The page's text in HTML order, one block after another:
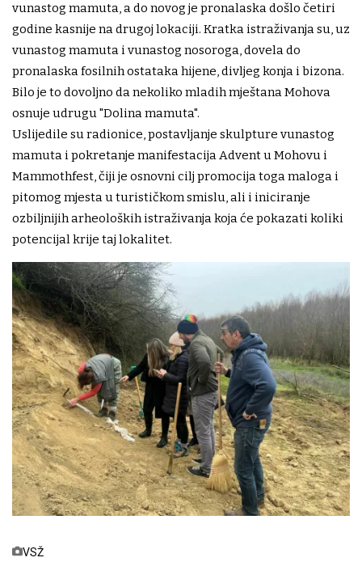
vunastog mamuta, a do novog je pronalaska došlo četiri
godine kasnije na drugoj lokaciji. Kratka istraživanja su, uz
vunastog mamuta i vunastog nosoroga, dovela do
pronalaska fosilnih ostataka hijene, divljeg konja i bizona.
Bilo je to dovoljno da nekoliko mladih mještana Mohova
osnuje udrugu "Dolina mamuta".
Uslijedile su radionice, postavljanje skulpture vunastog
mamuta i pokretanje manifestacija Advent u Mohovu i
Mammothfest, čiji je osnovni cilj promocija toga maloga i
pitomog mjesta u turističkom smislu, ali i iniciranje
ozbiljnijih arheoloških istraživanja koja će pokazati koliki
potencijal krije taj lokalitet.
VSŽ